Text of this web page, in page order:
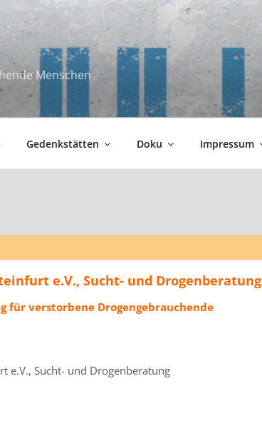
Menschen
Gedenkstätten Doku Impressum
e.V., Sucht- und Drogenberatung
für verstorbene Drogengebrauchende
e.V., Sucht- und Drogenberatung